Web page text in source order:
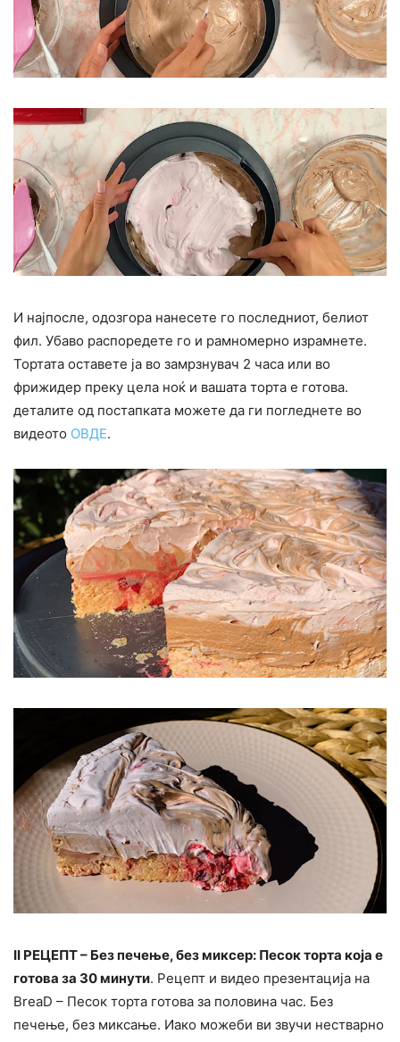
И најпосле, одозгора нанесете го последниот, белиот
фил. Убаво распоредете го и рамномерно израмнете.
Тортата оставете ја во замрзнувач 2 часа или во
фрижидер преку цела ноќ и вашата торта е готова.
деталите од постапката можете да ги погледнете во
видеото ОВДЕ.
II РЕЦЕПТ – Без печење, без миксер: Песок торта која е
готова за 30 минути. Рецепт и видео презентација на
BreaD – Песок торта готова за половина час. Без
печење, без миксање. Иако можеби ви звучи нестварно